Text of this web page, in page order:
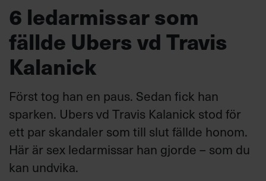
Annonsera
Om oss
Kontakta oss
Kundservice
Utbildning för ledare
Chefakademin+
Populära utbildningar
6 ledarmissar som
fällde Ubers vd Travis
Kalanick
Först tog han en paus. Sedan fick han
sparken. Ubers vd Travis Kalanick stod för
ett par skandaler som till slut fällde honom.
Här är sex ledarmissar han gjorde – som du
kan undvika.